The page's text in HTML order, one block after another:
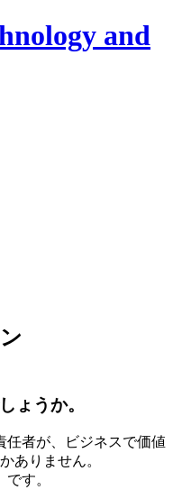
ょうか。
任者が、ビジネスで価値
ありません。
です。